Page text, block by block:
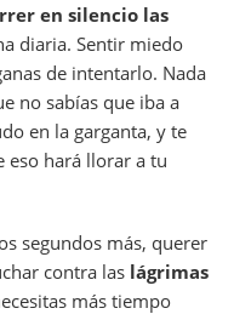
en silencio las
diaria. Sentir miedo
de intentarlo. Nada
no sabías que iba a
en la garganta, y te
eso hará llorar a tu
segundos más, querer
contra las lágrimas
más tiempo